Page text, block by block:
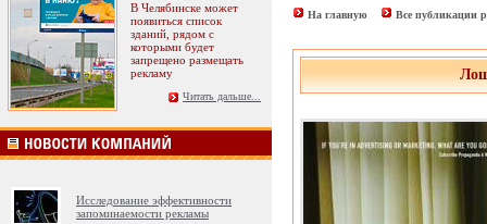
В Челябинске может
появиться список
зданий, рядом с
которыми будет
запрещено размещать
рекламу
Читать дальше...
Исследование эффективности
запоминаемости рекламы
На главную Все публикации